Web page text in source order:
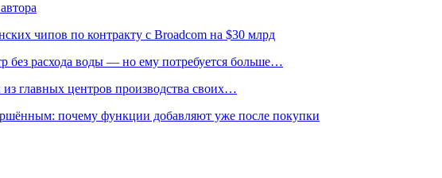
чипов по контракту с Broadcom на $30 млрд
без расхода воды — но ему потребуется больше…
главных центров производства своих…
почему функции добавляют уже после покупки